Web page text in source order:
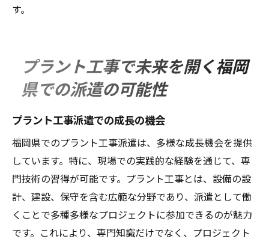
す。
プラント工事で未来を開く福岡
県での派遣の可能性
プラント工事派遣での成長の機会
福岡県でのプラント工事派遣は、多様な成長機会を提供
しています。特に、現場での実践的な経験を通じて、専
門技術の習得が可能です。プラント工事とは、設備の設
計、建設、保守を含む広範な分野であり、派遣として働
くことで多種多様なプロジェクトに参加できるのが魅力
です。これにより、専門知識だけでなく、プロジェクト